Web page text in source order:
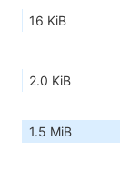
16 KiB
2.0 KiB
1.5 MiB